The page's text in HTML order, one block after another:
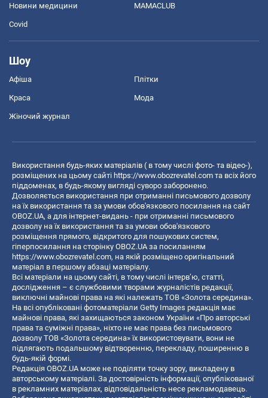
Новини медицини MAMACLUB
Covid
Шоу
Афіша Плітки
Краса Мода
Жіночий журнал
Використання будь-яких матеріалів ( в тому числі фото- та відео-),
розміщених на цьому сайті https://www.obozrevatel.com та всіх його
піддоменах, в будь-якому вигляді суворо заборонено.
Дозволяється використання при отриманні письмового дозволу
на їх використання та за умови обов'язкового посилання на сайт
OBOZ.UA, а для інтернет-видань - при отриманні письмового
дозволу на їх використання та за умови обов'язкового
розміщення прямого, відкритого для пошукових систем,
гіперпосилання на сторінку OBOZ.UA за посиланням
https://www.obozrevatel.com, на якій розміщено оригінальний
матеріал в першому абзаці матеріалу.
Всі матеріали на цьому сайті, в тому числі інтерв’ю, статті,
дослідження – є службовими творами журналістів редакції,
виключні майнові права на які належать ТОВ «Золота середина».
На всі опубліковані фотоматеріали Getty Images редакція має
майнові права, які захищаються законом України «Про авторські
права та суміжні права», ніхто не має права без письмового
дозволу ТОВ «Золота середина» їх використовувати, вони не
підлягають подальшому відтворенню, перекладу, поширенню в
будь-якій формі.
Редакція OBOZ.UA може не поділяти точку зору, викладену в
авторському матеріалі. За достовірність інформації, опублікованої
в рекламних матеріалах, відповідальність несе рекламодавець.